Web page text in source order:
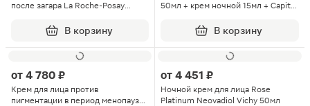
после загара La Roche-Posay
В корзину
50мл + крем ночной 15мл + Capital
В корзину
от 4 780 ₽
Крем для лица против
пигментации в период менопаузы
от 4 451 ₽
Ночной крем для лица Rose
Platinum Neovadiol Vichy 50мл